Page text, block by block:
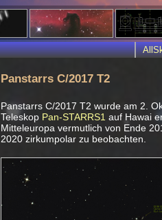
Panstarrs C/2017 T2
Panstarrs C/2017 T2 wurde am 2.
Teleskop Pan-STARRS1 auf Hawai
Mitteleuropa vermutlich von Ende
2020 zirkumpolar zu beobachten.